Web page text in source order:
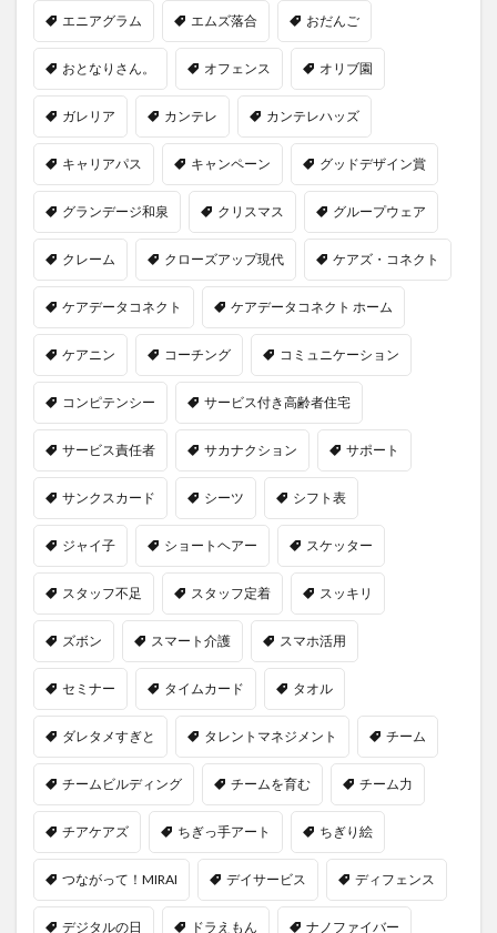
エニアグラム エムズ落合 おだんご
おとなりさん。 オフェンス オリブ園
ガレリア カンテレ カンテレハッズ
キャリアパス キャンペーン グッドデザイン賞
グランデージ和泉 クリスマス グループウェア
クレーム クローズアップ現代 ケアズ・コネクト
ケアデータコネクト ケアデータコネクト ホーム
ケアニン コーチング コミュニケーション
コンピテンシー サービス付き高齢者住宅
サービス責任者 サカナクション サポート
サンクスカード シーツ シフト表
ジャイ子 ショートヘアー スケッター
スタッフ不足 スタッフ定着 スッキリ
ズボン スマート介護 スマホ活用
セミナー タイムカード タオル
ダレタメすぎと タレントマネジメント チーム
チームビルディング チームを育む チーム力
チアケアズ ちぎっ手アート ちぎり絵
つながって！MIRAI デイサービス ディフェンス
デジタルの日 ドラえもん ナノファイバー
人員配置基準
人材採用
プラナス株式会社
セミナー
タイムカード
タオル
ダレタメすぎと
タレントマネジメント
チームビルディング
チームを育む
チーム力
チアケアズ
ちぎっ手アート
ちぎり絵
つながって！MIRAI
デイサービス
デジタルの日
ファクタリング
ドラえもん
ナノファイバー
ナノファイバーマスク
ニコカレ
パーカー
ハビットトラッカー
パラマウントベッド
ハレルベースアリマツ
パンツ
ハンドクリーム
ビジネス哲学
ひび
髪色
検索